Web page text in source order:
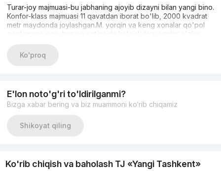
Turar-joy majmuasi-bu jabhaning ajoyib dizayni bilan yangi bino.
Konfor-klass majmuasi 11 qavatdan iborat bo'lib, 2000 kvadrat
metr maydonda joylashgan.M. yorqin va keng xonalar qo'pol
qoplamaga ega, buning natijasida kelajakdagi egalar o'zlari
sport klubingiz, bolalar bog'changiz, shuningdek bolalar
bog'chasi va ish joylari.
Yangi bino shaharning nufuzli Yashnobod tumanida joylashgan.
Yaqin atrofda barcha zarur ijtimoiy infratuzilma ob'ektlari
Ko'proq
E'lon noto'g'ri to'ldirilganmi?
Bizga xabar bering va biz muammoni ko‘rib chiqamiz
Shikoyat qiling
Ko'rib chiqish va baholash TJ «Yangi Tashkent»